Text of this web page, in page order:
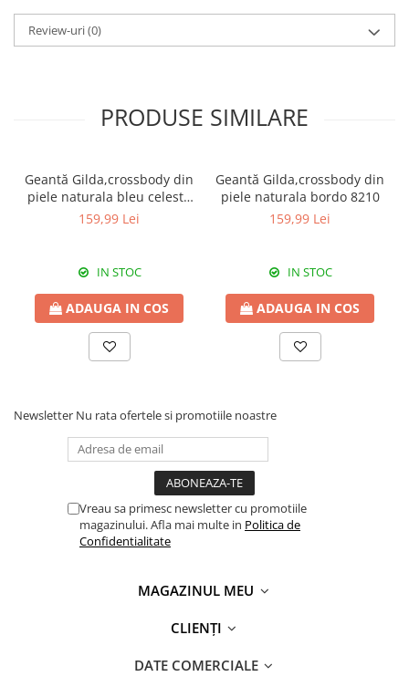
Review-uri(0)
PRODUSE SIMILARE
Geantă Gilda,crossbody din
piele naturala bleu celeste
8210
159,99 Lei
IN STOC
ADAUGA IN COS
Geantă Gilda,crossbody din
piele naturala bordo 8210
159,99 Lei
IN STOC
ADAUGA IN COS
Newsletter Nu rata ofertele si promotiile noastre
Vreau sa primesc newsletter cu promotiile
magazinului. Afla mai multe in Politica de
Confidentialitate
MAGAZINUL MEU
CLIENȚI
DATE COMERCIALE